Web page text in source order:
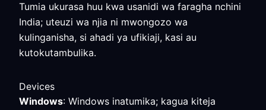
Tumia ukurasa huu kwa usanidi wa faragha nchini
India; uteuzi wa njia ni mwongozo wa
kulinganisha, si ahadi ya ufikiaji, kasi au
kutokutambulika.
Devices
Windows: Windows inatumika; kagua kiteja